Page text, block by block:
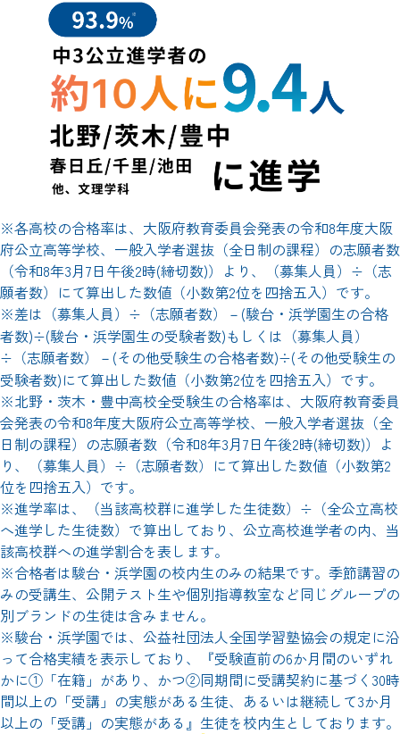
※各高校の合格率は、大阪府教育委員会発表の令和8年度大阪
府公立高等学校、一般入学者選抜（全日制の課程）の志願者数
（令和8年3月7日午後2時(締切数)）より、（募集人員）÷（志
願者数）にて算出した数値（小数第2位を四捨五入）です。
※差は（募集人員）÷（志願者数）－(駿台・浜学園生の合格
者数)÷(駿台・浜学園生の受験者数)もしくは（募集人員）
÷（志願者数）－(その他受験生の合格者数)÷(その他受験生の
受験者数)にて算出した数値（小数第2位を四捨五入）です。
※北野・茨木・豊中高校全受験生の合格率は、大阪府教育委員
会発表の令和8年度大阪府公立高等学校、一般入学者選抜（全
日制の課程）の志願者数（令和8年3月7日午後2時(締切数)）よ
り、（募集人員）÷（志願者数）にて算出した数値（小数第2
位を四捨五入）です。
※進学率は、（当該高校群に進学した生徒数）÷（全公立高校
へ進学した生徒数）で算出しており、公立高校進学者の内、当
該高校群への進学割合を表します。
※合格者は駿台・浜学園の校内生のみの結果です。季節講習の
みの受講生、公開テスト生や個別指導教室など同じグループの
別ブランドの生徒は含みません。
※駿台・浜学園では、公益社団法人全国学習塾協会の規定に沿
って合格実績を表示しており、『受験直前の6か月間のいずれ
かに①「在籍」があり、かつ②同期間に受講契約に基づく30時
間以上の「受講」の実態がある生徒、あるいは継続して3か月
以上の「受講」の実態がある』生徒を校内生としております。